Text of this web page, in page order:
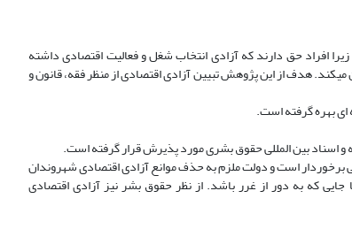
افراد حق دارند که آزادی انتخاب شغل و فعالیت اقتصادی داشته
هدف از این پژوهش تبیین آزادی اقتصادی از منظر فقه، قانون و
ای بهره گرفته است.
و اسناد بین­ المللی حقوق بشری مورد پذیرش قرار گرفته است.
برخوردار است و دولت ملزم به حذف موانع آزادی اقتصادی شهروندان
که به دور از غرر باشد. از نظر حقوق بشر نیز آزادی اقتصادی